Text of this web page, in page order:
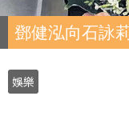
鄧健泓向石詠
娛樂